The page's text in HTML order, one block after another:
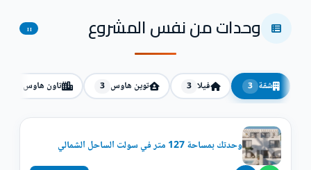
وحدات من نفس المشروع 11
شقة 3 فيلا 3 توين هاوس 3 تاون هاوس
وحدتك بمساحة 127 متر في سولت الساحل الشمالي